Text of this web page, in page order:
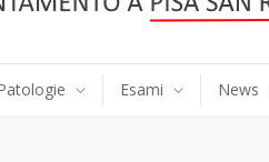
Esami News